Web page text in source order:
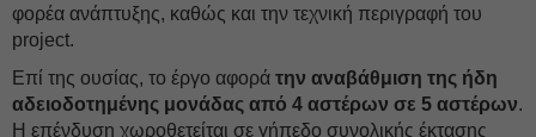
φορέα ανάπτυξης, καθώς και την τεχνική περιγραφή του
project.
Επί της ουσίας, το έργο αφορά την αναβάθμιση της ήδη
αδειοδοτημένης μονάδας από 4 αστέρων σε 5 αστέρων.
Η επένδυση χωροθετείται σε γήπεδο συνολικής έκτασης